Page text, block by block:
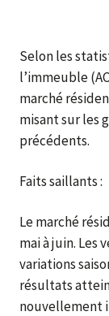
Selon les
l’immeuble
marché
misant sur les
précédents.
Faits saillants :
Le marché
mai à juin. Les
variations
résultats
nouvellement